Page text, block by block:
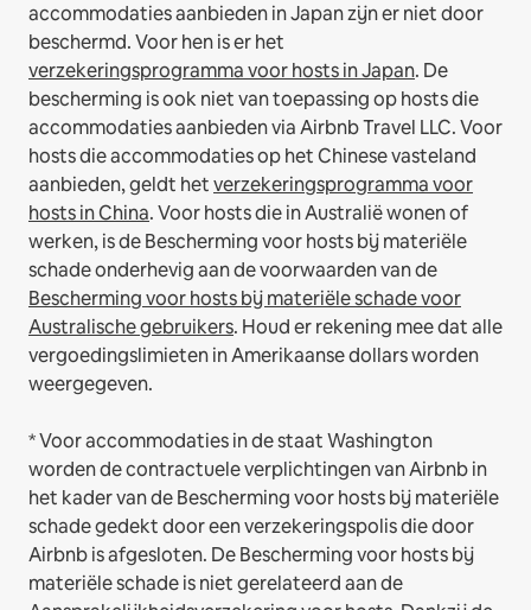
accommodaties aanbieden in Japan zijn er niet door
beschermd. Voor hen is er het
verzekeringsprogramma voor hosts in Japan. De
bescherming is ook niet van toepassing op hosts die
accommodaties aanbieden via Airbnb Travel LLC.Voor
hosts die accommodaties op het Chinese vasteland
aanbieden, geldt hetverzekeringsprogramma voor
hosts in China.Voor hosts die in Australië wonen of
werken, is de Bescherming voor hosts bij materiële
schade onderhevig aan de voorwaarden van de
Bescherming voor hosts bij materiële schade voor
Australische gebruikers. Houd er rekening mee dat alle
vergoedingslimieten in Amerikaanse dollars worden
weergegeven.
* Voor accommodaties in de staat Washington
worden de contractuele verplichtingen van Airbnb in
het kader van de Bescherming voor hosts bij materiële
schade gedekt door een verzekeringspolis die door
Airbnb is afgesloten. De Bescherming voor hosts bij
materiële schade is niet gerelateerd aan de